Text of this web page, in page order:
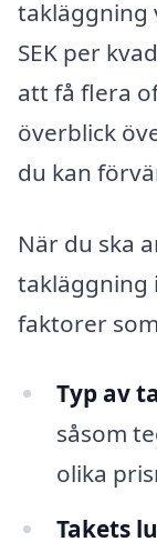
takläggning
SEK per
att få flera
överblick
du kan
När du ska
takläggning
faktorer
Typ av
såsom
olika
Takets